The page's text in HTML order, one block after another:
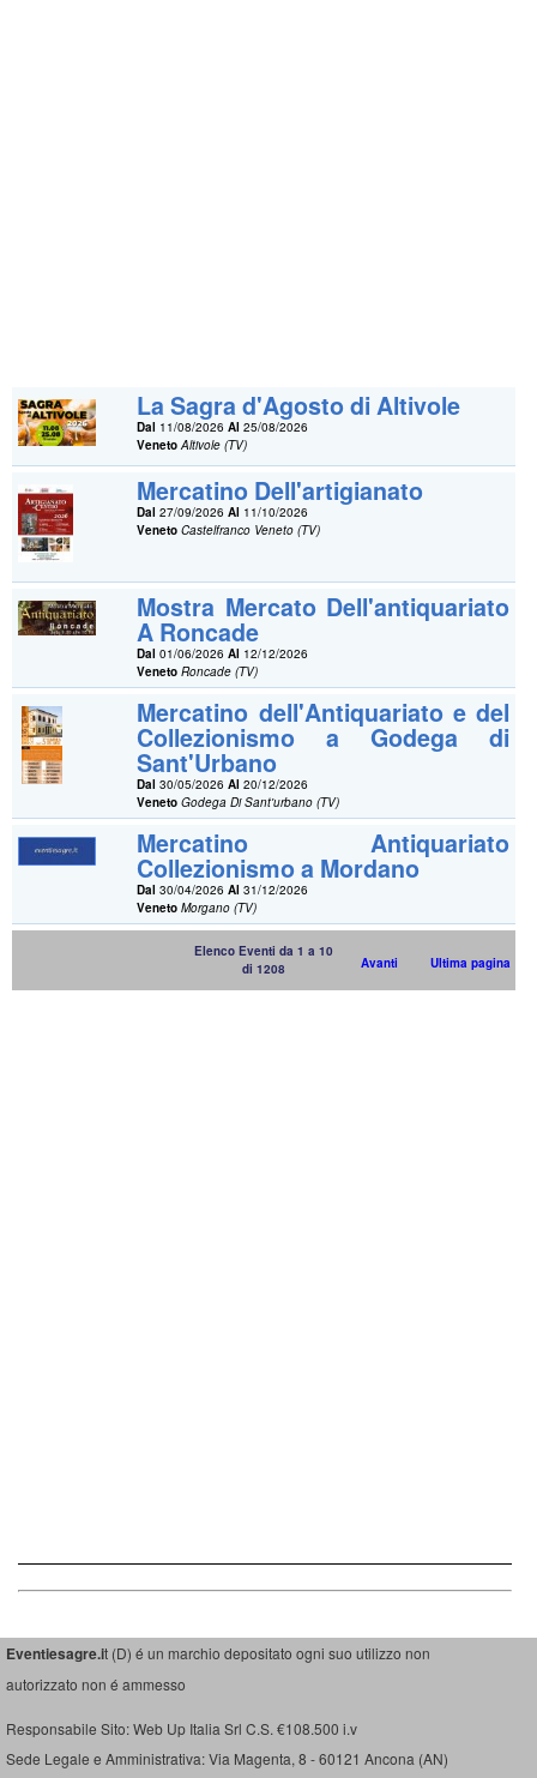
La Sagra d'Agosto di Altivole
Dal 11/08/2026Al 25/08/2026
Veneto Altivole (TV)
Mercatino Dell'artigianato
Dal 27/09/2026Al 11/10/2026
Veneto Castelfranco Veneto (TV)
Mostra Mercato Dell'antiquariato
A Roncade
Dal 01/06/2026Al 12/12/2026
Veneto Roncade (TV)
Mercatino dell'Antiquariato e del
Collezionismo a Godega di
Sant'Urbano
Dal 30/05/2026Al 20/12/2026
Veneto Godega Di Sant'urbano (TV)
Mercatino Antiquariato
Collezionismo a Mordano
Dal 30/04/2026Al 31/12/2026
Veneto Morgano (TV)
Elenco Eventi da 1 a 10
di 1208
Avanti Ultima pagina
Eventiesagre.it (D) é un marchio depositato ogni suo utilizzo non
autorizzato non é ammesso
Responsabile Sito: Web Up Italia Srl C.S. €108.500 i.v
Sede Legale e Amministrativa: Via Magenta, 8 - 60121 Ancona (AN)